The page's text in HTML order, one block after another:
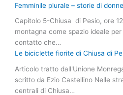
Femminile plurale – storie di
Capitolo 5-Chiusa di Pesio, ore
montagna come spazio ideale
contatto che…
Le biciclette fiorite di Chiusa di
Articolo tratto dall'Unione
scritto da Ezio Castellino Nelle
centrali di Chiusa…